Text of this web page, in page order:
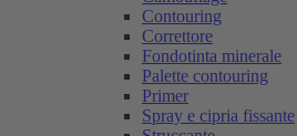
Contouring
Correttore
Fondotinta minerale
Palette contouring
Primer
Spray e cipria fissante